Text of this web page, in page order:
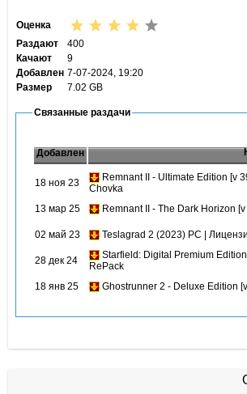
Оценка
Раздают
400
Качают
9
Добавлен 7-07-2024, 19:20
Размер
7.02 GB
Связанные раздачи
Добавлен
18 ноя 23
Remnant II - Ultimate Edition [v
Chovka
13 мар 25
Remnant II - The Dark Horizon
02 май 23 Teslagrad 2 (2023) PC |
28 дек 24
Starfield: Digital Premium
RePack
18 янв 25
Ghostrunner 2 - Deluxe Edition